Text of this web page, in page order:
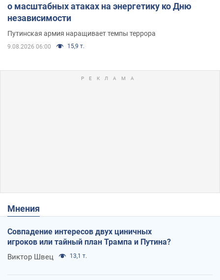
о масштабных атаках на энергетику ко Дню
независимости
Путинская армия наращивает темпы террора
9.08.2026 06:00 15,9 т.
Мнения
Совпадение интересов двух циничных
игроков или тайный план Трампа и Путина?
Виктор Швец 13,1 т.